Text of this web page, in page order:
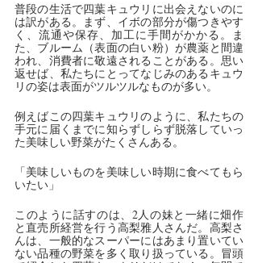
普段の生活で四葉キュウリに出会えないのに
は訳がある。まず、イボの部分が傷つきやす
く、流通や保存、加工に手間がかかる。ま
た、ブルーム（表面の白い粉）が農薬と間違
われ、消費者に敬遠されることがある。思い
返せば、私たちにとってなじみのあるキュウ
リの姿は表面がツルツルなものが多い。
例えばこの四葉キュウリのように、私たちの
手元に届くまでに知らずしらず脱落していっ
た美味しい野菜がたくさんある。
「美味しいものを美味しい時期に食べてもら
いたい」
このように話すのは、2人の妹と一緒に畑作
と直売所経営を行う高梨雅人さんだ。高梨さ
んは、一般的なスーパーにはあまり置いてい
ない品種の野菜を多く取り扱っている。冒頭